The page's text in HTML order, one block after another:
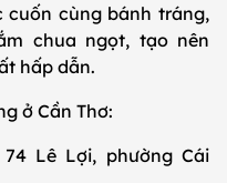
cuốn cùng bánh tráng,
chua ngọt, tạo nên
hấp dẫn.
ở Cần Thơ:
Lê Lợi, phường Cái